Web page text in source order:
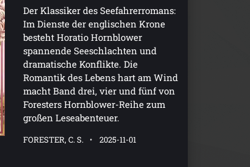
Der Klassiker des Seefahrerromans:
Im Dienste der englischen Krone
besteht Horatio Hornblower
spannende Seeschlachten und
dramatische Konflikte. Die
Romantik des Lebens hart am Wind
macht Band drei, vier und fünf von
Foresters Hornblower-Reihe zum
großen Leseabenteuer.
FORESTER, C. S. 2025-11-01